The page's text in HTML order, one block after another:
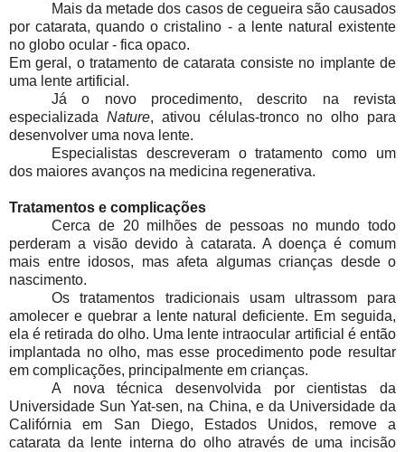
Mais da metade dos casos de cegueira são causados
por catarata, quando o cristalino - a lente natural existente
no globo ocular - fica opaco.
Em geral, o tratamento de catarata consiste no implante de
uma lente artificial.
Já o novo procedimento, descrito na revista
especializada Nature, ativou células-tronco no olho para
desenvolver uma nova lente.
Especialistas descreveram o tratamento como um
dos maiores avanços na medicina regenerativa.
Tratamentos e complicações
Cerca de 20 milhões de pessoas no mundo todo
perderam a visão devido à catarata. A doença é comum
mais entre idosos, mas afeta algumas crianças desde o
nascimento.
Os tratamentos tradicionais usam ultrassom para
amolecer e quebrar a lente natural deficiente. Em seguida,
ela é retirada do olho. Uma lente intraocular artificial é então
implantada no olho, mas esse procedimento pode resultar
em complicações, principalmente em crianças.
A nova técnica desenvolvida por cientistas da
Universidade Sun Yat-sen, na China, e da Universidade da
Califórnia em San Diego, Estados Unidos, remove a
catarata da lente interna do olho através de uma incisão